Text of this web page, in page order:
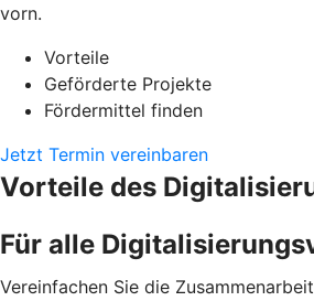
vorn.
Vorteile
Geförderte Projekte
Fördermittel finden
Jetzt Termin vereinbaren
Vorteile des
Für alle
Vereinfachen Sie die